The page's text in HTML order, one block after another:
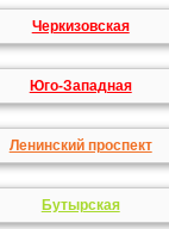
Черкизовская
Юго-Западная
Ленинский проспект
Бутырская